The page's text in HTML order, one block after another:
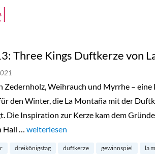
Three Kings Duftkerze von
Zedernholz, Weihrauch und Myrrhe –
den Winter, die La Montaña mit der
Die Inspiration zur Kerze kam dem
Hall … „Türchen 13: Three Kings Duftkerze
weiterlesen
dreikönigstag duftkerze gewinnspiel
la